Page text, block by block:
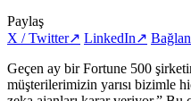
Paylaş
X / Twitter↗ LinkedIn↗
Geçen ay bir Fortune 500
müşterilerimizin yarısı bizimle